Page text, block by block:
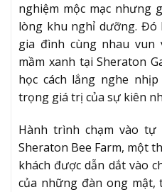
nghiệm mộc mạc nhưng
lòng khu nghỉ dưỡng. Đó
gia đình cùng nhau
mầm xanh tại Sheraton
học cách lắng nghe
trọng giá trị của sự kiên
Hành trình chạm vào
Sheraton Bee Farm, một
khách được dẫn dắt vào
của những đàn ong mật,